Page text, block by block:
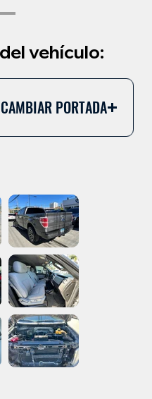
CAMBIAR PORTADA
vehículo: